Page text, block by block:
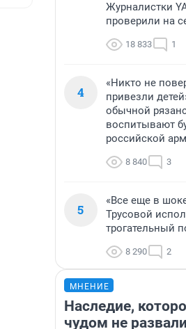
Журналистки
проверили на
18 833 1
4
«Никто не
привезли
обычной
воспитывают
российской
8 840 3
5
«Все еще в
Трусовой
трогательный
8 290 2
МНЕНИЕ
Наследие,
чудом не